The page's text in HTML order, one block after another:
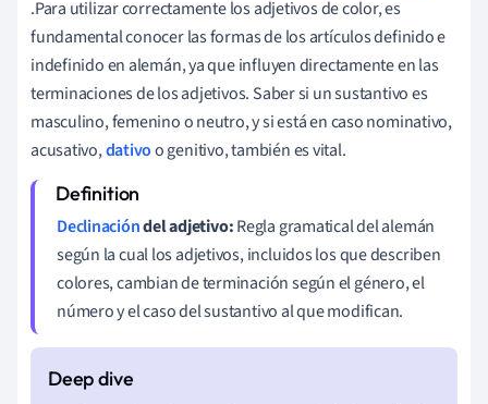
.Para utilizar correctamente los adjetivos de color, es
fundamental conocer las formas de los artículos definido e
indefinido en alemán, ya que influyen directamente en las
terminaciones de los adjetivos. Saber si un sustantivo es
masculino, femenino o neutro, y si está en caso nominativo,
acusativo,dativoo genitivo, también es vital.
Declinacióndel adjetivo:Regla gramatical del alemán
según la cual los adjetivos, incluidos los que describen
colores, cambian de terminación según el género, el
número y el caso del sustantivo al que modifican.